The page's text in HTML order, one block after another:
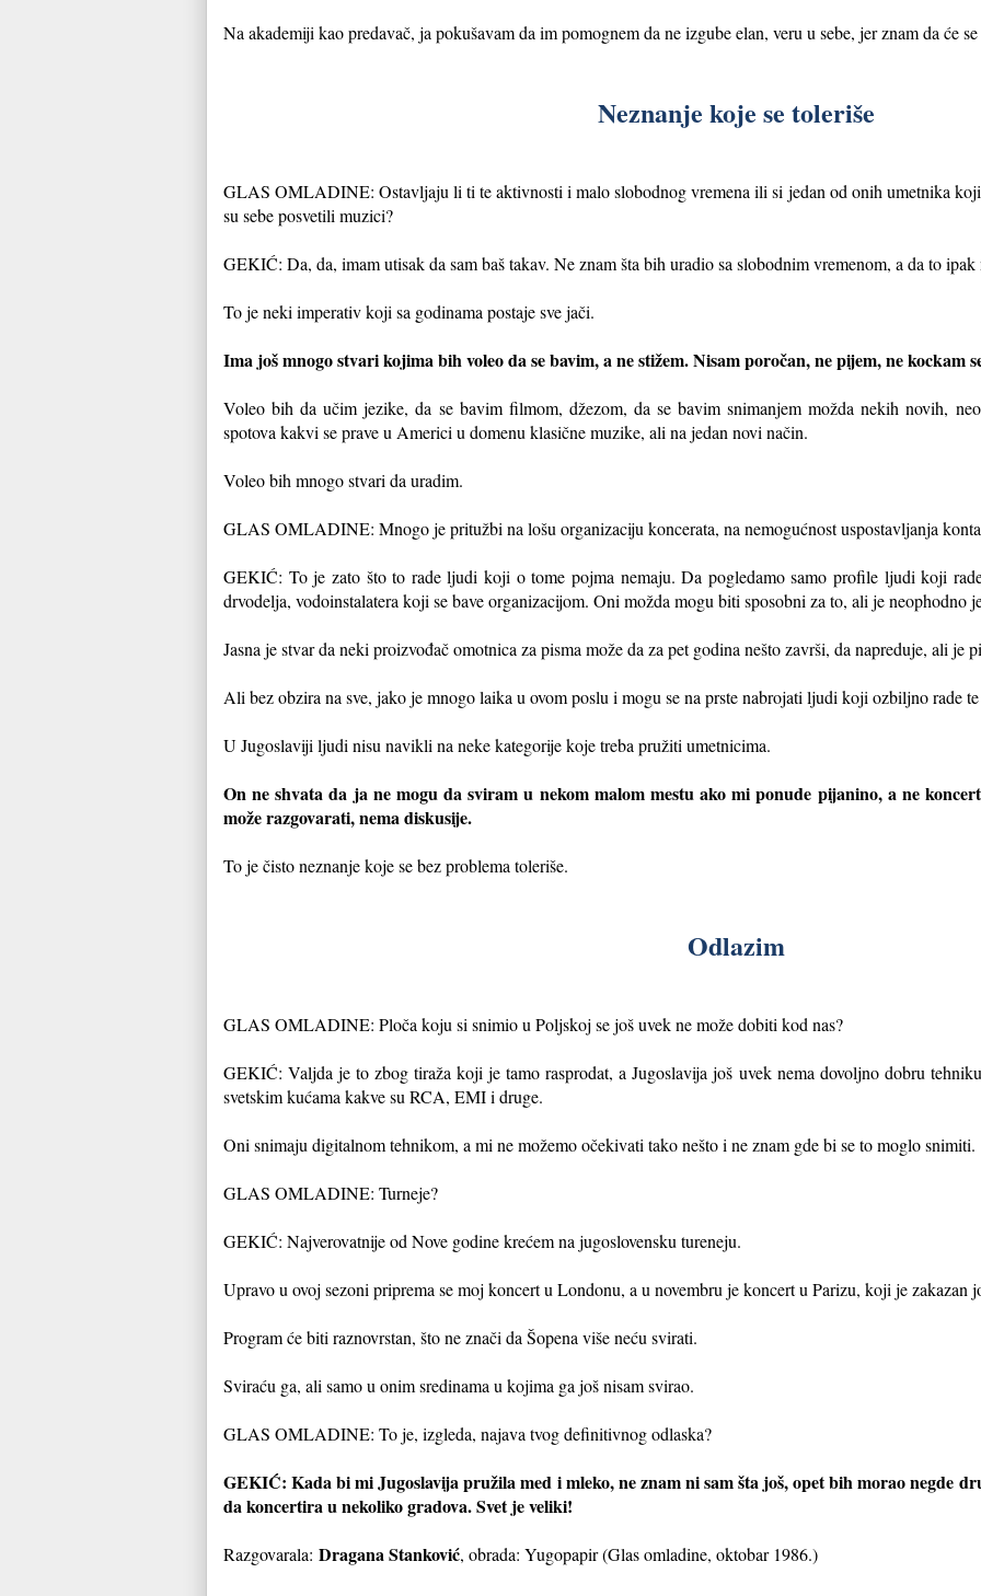
Na akademiji kao predavač, ja pokušavam da im pomognem da ne izgube elan, veru u sebe, jer znam da će
Neznanje koje se toleriše
GLAS OMLADINE: Ostavljaju li ti te aktivnosti i malo slobodnog vremena ili si jedan od onih umetnika
su sebe posvetili muzici?
GEKIĆ: Da, da, imam utisak da sam baš takav. Ne znam šta bih uradio sa slobodnim vremenom, a da to ipak
To je neki imperativ koji sa godinama postaje sve jači.
Ima još mnogo stvari kojima bih voleo da se bavim, a ne stižem. Nisam poročan, ne pijem, ne kockam
Voleo bih da učim jezike, da se bavim filmom, džezom, da se bavim snimanjem možda nekih novih,
spotova kakvi se prave u Americi u domenu klasične muzike, ali na jedan novi način.
Voleo bih mnogo stvari da uradim.
GLAS OMLADINE: Mnogo je pritužbi na lošu organizaciju koncerata, na nemogućnost uspostavljanja
GEKIĆ: To je zato što to rade ljudi koji o tome pojma nemaju. Da pogledamo samo profile ljudi koji
drvodelja, vodoinstalatera koji se bave organizacijom. Oni možda mogu biti sposobni za to, ali je neophodno
Jasna je stvar da neki proizvođač omotnica za pisma može da za pet godina nešto završi, da napreduje, ali je
Ali bez obzira na sve, jako je mnogo laika u ovom poslu i mogu se na prste nabrojati ljudi koji ozbiljno rade
U Jugoslaviji ljudi nisu navikli na neke kategorije koje treba pružiti umetnicima.
On ne shvata da ja ne mogu da sviram u nekom malom mestu ako mi ponude pijanino, a ne
može razgovarati, nema diskusije.
To je čisto neznanje koje se bez problema toleriše.
Odlazim
GLAS OMLADINE: Ploča koju si snimio u Poljskoj se još uvek ne može dobiti kod nas?
GEKIĆ: Valjda je to zbog tiraža koji je tamo rasprodat, a Jugoslavija još uvek nema dovoljno dobru
svetskim kućama kakve su RCA, EMI i druge.
Oni snimaju digitalnom tehnikom, a mi ne možemo očekivati tako nešto i ne znam gde bi se to moglo snimiti.
GLAS OMLADINE: Turneje?
GEKIĆ: Najverovatnije od Nove godine krećem na jugoslovensku tureneju.
Upravo u ovoj sezoni priprema se moj koncert u Londonu, a u novembru je koncert u Parizu, koji je zakazan
Program će biti raznovrstan, što ne znači da Šopena više neću svirati.
Sviraću ga, ali samo u onim sredinama u kojima ga još nisam svirao.
GLAS OMLADINE: To je, izgleda, najava tvog definitivnog odlaska?
GEKIĆ: Kada bi mi Jugoslavija pružila med i mleko, ne znam ni sam šta još, opet bih morao negde
da koncertira u nekoliko gradova. Svet je veliki!
Razgovarala: Dragana Stanković, obrada: Yugopapir (Glas omladine, oktobar 1986.)